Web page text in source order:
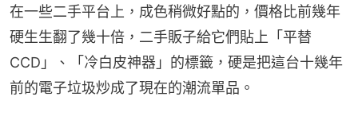
在一些二手平台上，成色稍微好點的，價格比前幾年
硬生生翻了幾十倍，二手販子給它們貼上「平替
CCD」、「冷白皮神器」的標籤，硬是把這台十幾年
前的電子垃圾炒成了現在的潮流單品。